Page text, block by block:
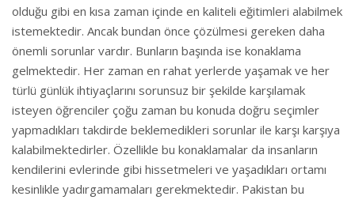
olduğu gibi en kısa zaman içinde en kaliteli eğitimleri alabilmek
istemektedir. Ancak bundan önce çözülmesi gereken daha
önemli sorunlar vardır. Bunların başında ise konaklama
gelmektedir. Her zaman en rahat yerlerde yaşamak ve her
türlü günlük ihtiyaçlarını sorunsuz bir şekilde karşılamak
isteyen öğrenciler çoğu zaman bu konuda doğru seçimler
yapmadıkları takdirde beklemedikleri sorunlar ile karşı karşıya
kalabilmektedirler. Özellikle bu konaklamalar da insanların
kendilerini evlerinde gibi hissetmeleri ve yaşadıkları ortamı
kesinlikle yadırgamamaları gerekmektedir. Pakistan bu